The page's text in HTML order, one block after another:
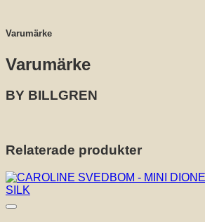
Varumärke
Varumärke
BY BILLGREN
Relaterade produkter